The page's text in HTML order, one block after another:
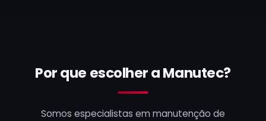
Por que escolher a Manutec?
Somos especialistas em manutenção de